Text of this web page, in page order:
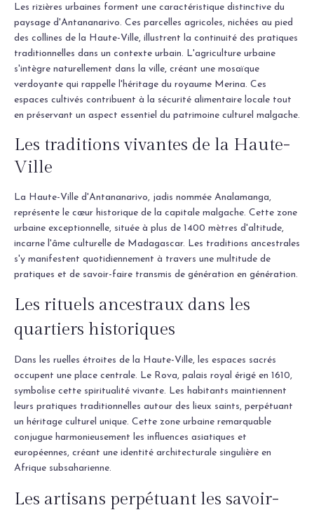
Les rizières urbaines forment une caractéristique distinctive du
paysage d'Antananarivo. Ces parcelles agricoles, nichées au pied
des collines de la Haute-Ville, illustrent la continuité des pratiques
traditionnelles dans un contexte urbain. L'agriculture urbaine
s'intègre naturellement dans la ville, créant une mosaïque
verdoyante qui rappelle l'héritage du royaume Merina. Ces
espaces cultivés contribuent à la sécurité alimentaire locale tout
en préservant un aspect essentiel du patrimoine culturel malgache.
Les traditions vivantes de la Haute-
Ville
La Haute-Ville d'Antananarivo, jadis nommée Analamanga,
représente le cœur historique de la capitale malgache. Cette zone
urbaine exceptionnelle, située à plus de 1400 mètres d'altitude,
incarne l'âme culturelle de Madagascar. Les traditions ancestrales
s'y manifestent quotidiennement à travers une multitude de
pratiques et de savoir-faire transmis de génération en génération.
Les rituels ancestraux dans les
quartiers historiques
Dans les ruelles étroites de la Haute-Ville, les espaces sacrés
occupent une place centrale. Le Rova, palais royal érigé en 1610,
symbolise cette spiritualité vivante. Les habitants maintiennent
leurs pratiques traditionnelles autour des lieux saints, perpétuant
un héritage culturel unique. Cette zone urbaine remarquable
conjugue harmonieusement les influences asiatiques et
européennes, créant une identité architecturale singulière en
Afrique subsaharienne.
Les artisans perpétuant les savoir-